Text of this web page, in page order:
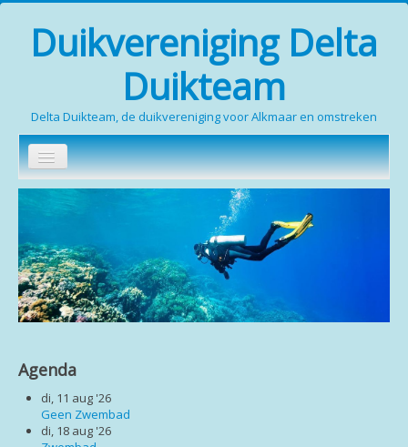
Duikvereniging Delta
Duikteam
Delta Duikteam, de duikvereniging voor Alkmaar en omstreken
Home
Duikopleidingen
Media
Leden (inloggen verplicht)
Login
Zoeken...
Agenda
di, 11 aug '26
Geen Zwembad
di, 18 aug '26